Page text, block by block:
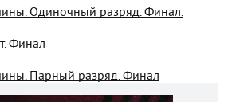
Одиночный разряд. Финал.
Финал
Парный разряд. Финал